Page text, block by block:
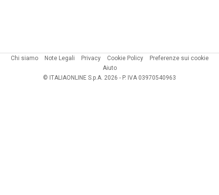
Chi siamo Note Legali Privacy Cookie Policy
Preferenze sui cookie
Aiuto
© ITALIAONLINE S.p.A. 2026 - P. IVA 03970540963